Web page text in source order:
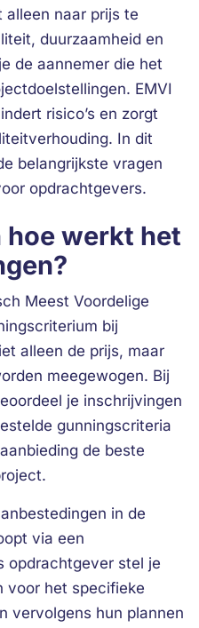
alleen naar prijs te
duurzaamheid en
de aannemer die het
EMVI
risico’s en zorgt
In dit
belangrijkste vragen
opdrachtgevers.
hoe werkt het
Meest Voordelige
bij
alleen de prijs, maar
meegewogen. Bij
je inschrijvingen
gunningscriteria
de beste
in de
via een
opdrachtgever stel je
voor het specifieke
vervolgens hun plannen